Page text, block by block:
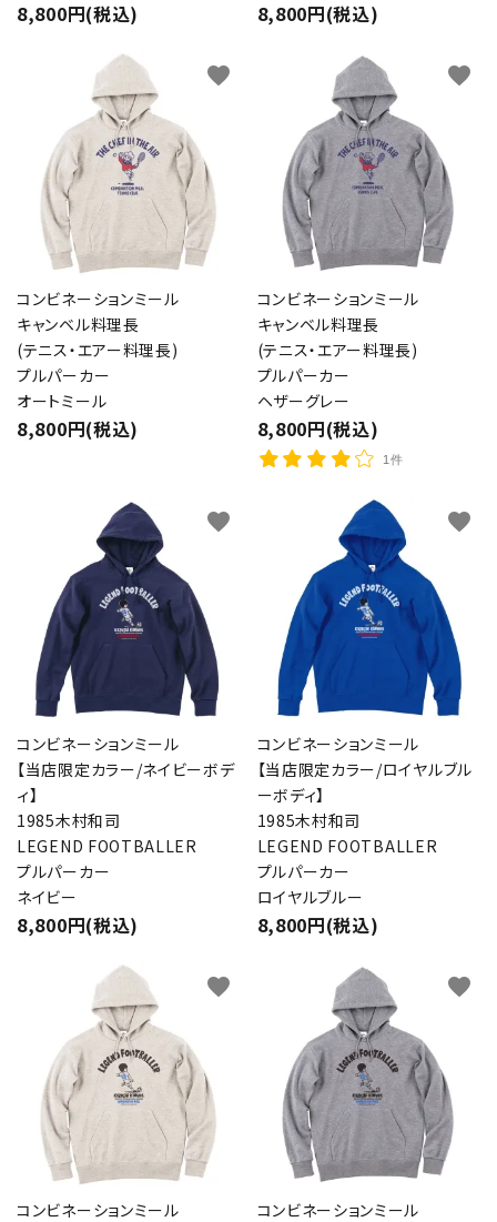
8,800円(税込) 8,800円(税込)
コンビネーションミール
キャンベル料理長
(テニス・エアー料理長)
プルパーカー
オートミール
8,800円(税込)
favorite
コンビネーションミール
キャンベル料理長
(テニス・エアー料理長)
プルパーカー
ヘザーグレー
8,800円(税込)
1件
favorite
コンビネーションミール
【当店限定カラー/ネイビーボデ
ィ】
1985木村和司
LEGEND FOOTBALLER
プルパーカー
ネイビー
8,800円(税込)
favorite
コンビネーションミール
【当店限定カラー/ロイヤルブル
ーボディ】
1985木村和司
LEGEND FOOTBALLER
プルパーカー
ロイヤルブルー
8,800円(税込)
favorite
コンビネーションミール
favorite
コンビネーションミール
favorite